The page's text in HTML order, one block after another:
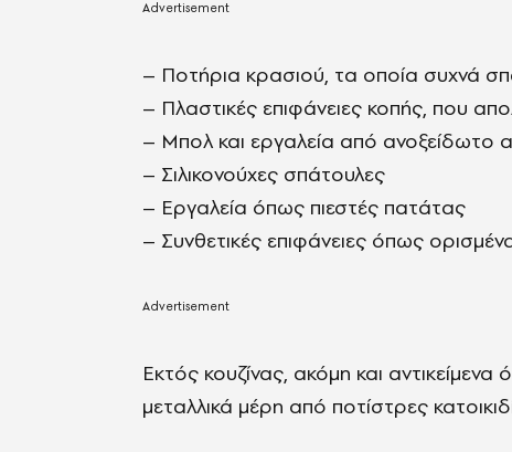
– Ποτήρια κρασιού, τα οποία συχνά
– Πλαστικές επιφάνειες κοπής, που
– Μπολ και εργαλεία από ανοξείδωτο
– Σιλικονούχες σπάτουλες
– Εργαλεία όπως πιεστές πατάτας
– Συνθετικές επιφάνειες όπως
Εκτός κουζίνας, ακόμη και
μεταλλικά μέρη από ποτίστρες